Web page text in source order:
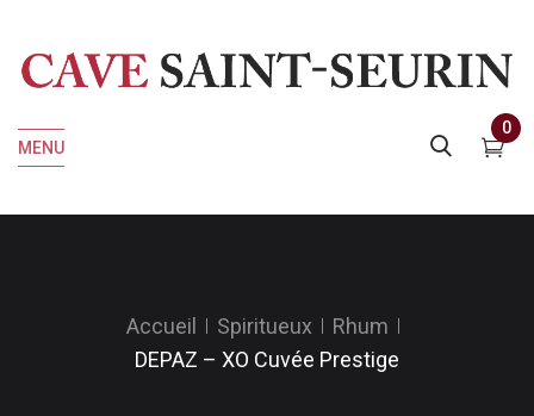
MENU
0
Accueil Spiritueux
Rhum
DEPAZ – XO Cuvée Prestige